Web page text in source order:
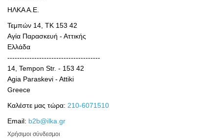
ΗΛΚΑ Α.Ε.
Τεμπών 14, TK 153 42
Αγία Παρασκευή - Αττικής
Ελλάδα
--------------------------------------
14, Tempon Str. - 153 42
Agia Paraskevi - Attiki
Greece
Καλέστε μας τώρα: 210-6071510
Email: b2b@ilka.gr
Χρήσιμοι σύνδεσμοι